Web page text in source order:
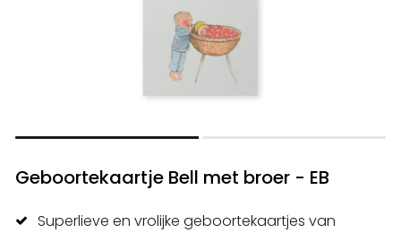
Geboortekaartje Bell met broer - EB
Superlieve en vrolijke geboortekaartjes van